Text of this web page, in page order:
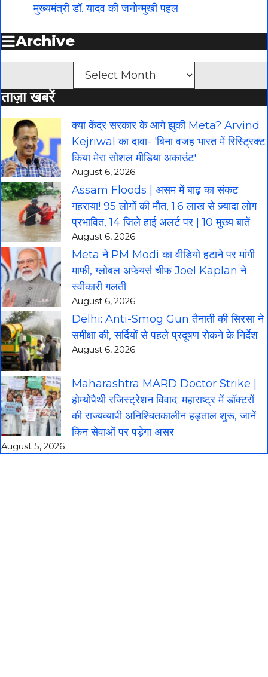
मुख्यमंत्री डॉ. यादव की जनोन्मुखी पहल
Archive
ताज़ा खबरें
क्या केंद्र सरकार के आगे झुकी Meta? Arvind
Kejriwal का दावा- 'बिना वजह भारत में रिस्ट्रिक्ट
किया मेरा सोशल मीडिया अकाउंट'
August 6, 2026
Assam Floods | असम में बाढ़ का संकट
गहराया! 95 लोगों की मौत, 1.6 लाख से ज़्यादा लोग
प्रभावित, 14 ज़िले हाई अलर्ट पर | 10 मुख्य बातें
August 6, 2026
Meta ने PM Modi का वीडियो हटाने पर मांगी
माफी, ग्लोबल अफेयर्स चीफ Joel Kaplan ने
स्वीकारी गलती
August 6, 2026
Delhi: Anti-Smog Gun तैनाती की सिरसा ने
समीक्षा की, सर्दियों से पहले प्रदूषण रोकने के निर्देश
August 6, 2026
Maharashtra MARD Doctor Strike |
होम्योपैथी रजिस्ट्रेशन विवाद: महाराष्ट्र में डॉक्टरों
की राज्यव्यापी अनिश्चितकालीन हड़ताल शुरू, जानें
किन सेवाओं पर पड़ेगा असर
August 5, 2026